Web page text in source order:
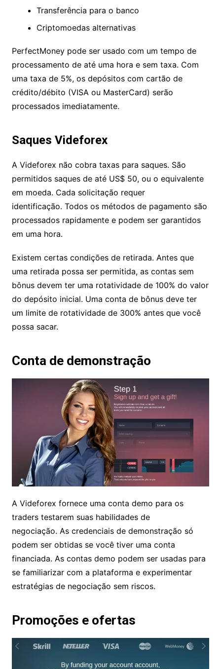
Skrill
Bitcoin
Transferência para o banco
Criptomoedas alternativas
PerfectMoney pode ser usado com um tempo de
processamento de até uma hora e sem taxa. Com
crédito/débito (VISA ou MasterCard) serão
Saques Videforex
A Videforex não cobra taxas para saques. São
permitidos saques de até US$ 50, ou o
equivalente em moeda. Cada solicitação requer
identificação. Todos os métodos de pagamento
são processados ​​rapidamente e podem ser
garantidos em uma hora.
Existem certas condições de retirada. Antes que
uma retirada possa ser permitida, as contas sem
bônus devem ter uma rotatividade de 100% do
deve ter um limite de rotatividade de 300% antes
Conta de demonstração
A Videforex fornece uma conta demo para os
traders testarem suas habilidades de
negociação. As credenciais de demonstração só
podem ser obtidas se você tiver uma conta
para se familiarizar com a plataforma e
experimentar estratégias de negociação sem
riscos.